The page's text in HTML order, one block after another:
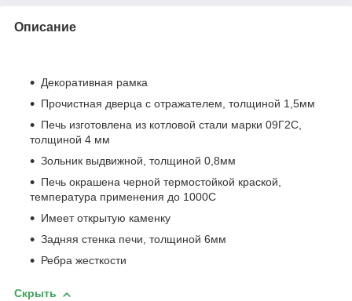
Описание
Декоративная рамка
Прочистная дверца с отражателем, толщиной 1,5мм
Печь изготовлена из котловой стали марки 09Г2С,
толщиной 4 мм
Зольник выдвижной, толщиной 0,8мм
Печь окрашена черной термостойкой краской,
температура применения до 1000С
Имеет открытую каменку
Задняя стенка печи, толщиной 6мм
Ребра жесткости
Скрыть